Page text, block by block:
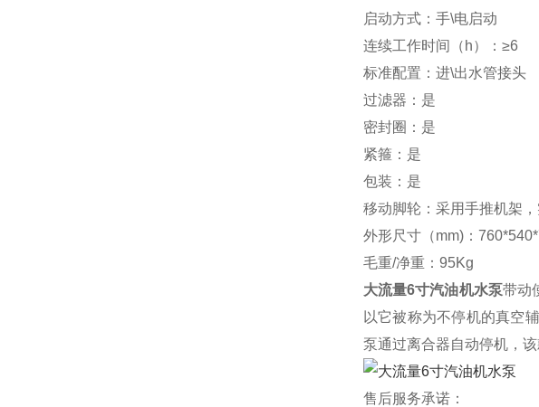
启动方式：手\电启动
连续工作时间（h）：≥6
标准配置：进\出水管接头
过滤器：是
密封圈：是
紧箍：是
包装：是
移动脚轮：采用手推机架
外形尺寸（mm)：
毛重/净重：95Kg
大流量6寸汽油机水泵带动
以它被称为不停机的真空
泵通过离合器自动停机，
售后服务承诺：